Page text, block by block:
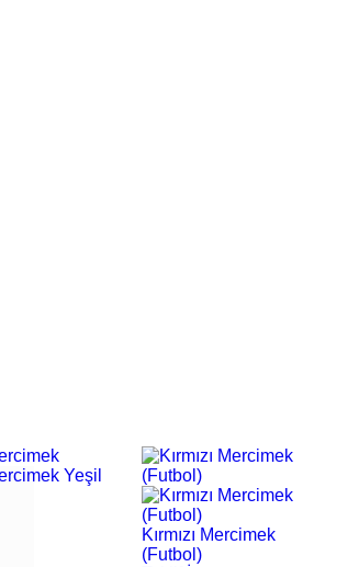
Yeşil
Kırmızı Mercimek
(Futbol)